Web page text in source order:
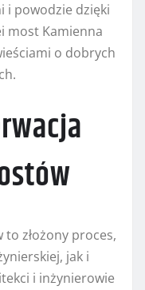
i powodzie dzięki
most Kamienna
o dobrych
to złożony proces,
jak i
i inżynierowie